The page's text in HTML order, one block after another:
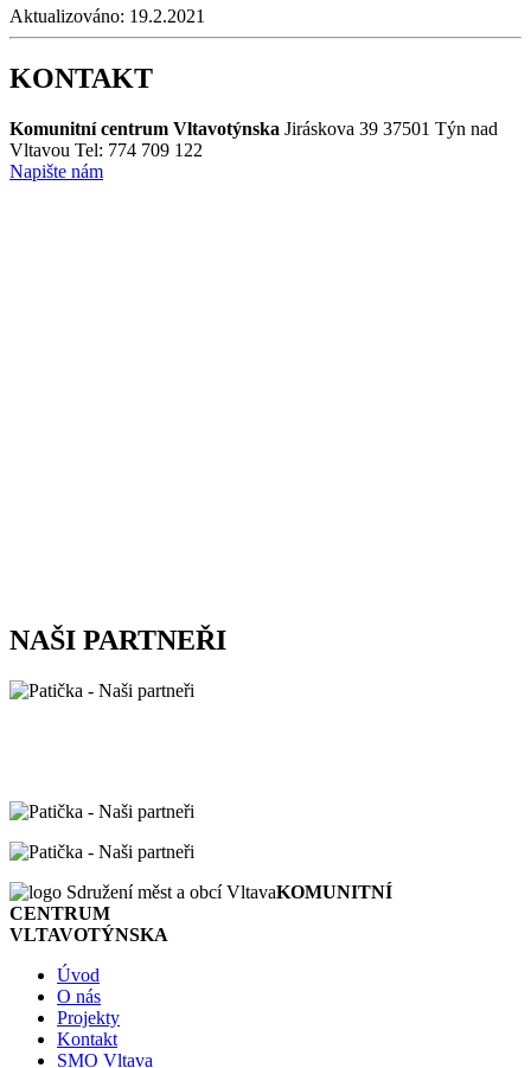
Aktualizováno: 19.2.2021
KONTAKT
Komunitní centrum Vltavotýnska Jiráskova 39 37501 Týn nad
Vltavou Tel: 774 709 122
Napište nám
NAŠI PARTNEŘI
KOMUNITNÍ
CENTRUM
VLTAVOTÝNSKA
Úvod
O nás
Projekty
Kontakt
SMO Vltava